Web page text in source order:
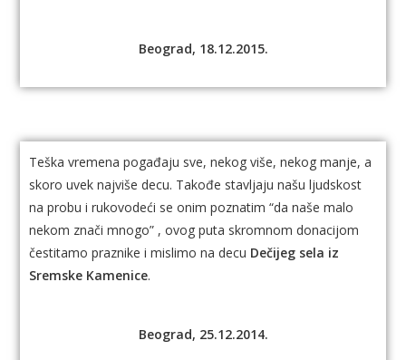
Beograd, 18.12.2015.
Teška vremena pogađaju sve, nekog više, nekog manje, a
skoro uvek najviše decu. Takođe stavljaju našu ljudskost
na probu i rukovodeći se onim poznatim “da naše malo
nekom znači mnogo” , ovog puta skromnom donacijom
čestitamo praznike i mislimo na decu Dečijeg sela iz
Sremske Kamenice.
Beograd, 25.12.2014.